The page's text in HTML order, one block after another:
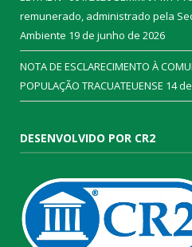
remunerado, administrado pela
Ambiente 19 de junho de 2026
NOTA DE ESCLARECIMENTO À
POPULAÇÃO TRACUATEUENSE 14
DESENVOLVIDO POR CR2